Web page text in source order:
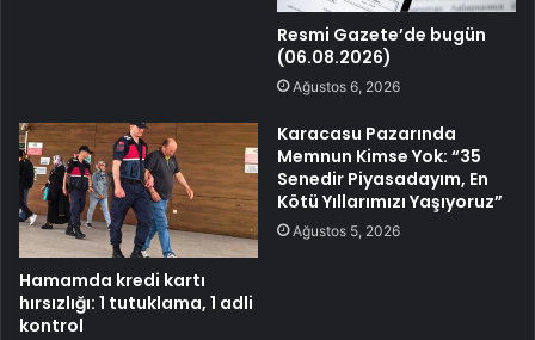
Resmi Gazete’de bugün
(06.08.2026)
Ağustos 6, 2026
Hamamda kredi kartı
hırsızlığı: 1 tutuklama, 1 adli
kontrol
Karacasu Pazarında
Memnun Kimse Yok: “35
Senedir Piyasadayım, En
Kötü Yıllarımızı Yaşıyoruz”
Ağustos 5, 2026